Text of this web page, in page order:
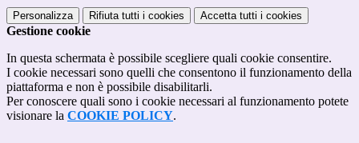
Personalizza Rifiuta tutti i cookies Accetta tutti i cookies
Gestione cookie
In questa schermata è possibile scegliere quali cookie consentire.
I cookie necessari sono quelli che consentono il funzionamento della
piattaforma e non è possibile disabilitarli.
Per conoscere quali sono i cookie necessari al funzionamento potete
visionare la COOKIE POLICY.